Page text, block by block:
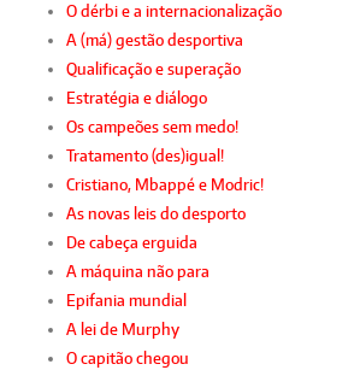
O dérbi e a internacionalização
A (má) gestão desportiva
Qualificação e superação
Estratégia e diálogo
Os campeões sem medo!
Tratamento (des)igual!
Cristiano, Mbappé e Modric!
As novas leis do desporto
De cabeça erguida
A máquina não para
Epifania mundial
A lei de Murphy
O capitão chegou